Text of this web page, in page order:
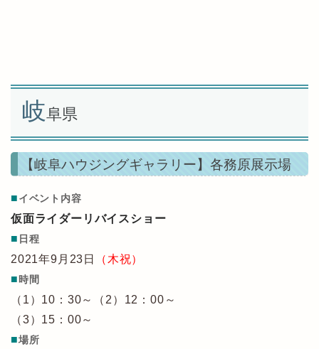
岐阜県
【岐阜ハウジングギャラリー】各務原展示場
■イベント内容
仮面ライダーリバイスショー
■ 日程
2021年9月23日
（木祝）
■時間
（1）10：30～（2）12：00～
（3）15：00～
■場所